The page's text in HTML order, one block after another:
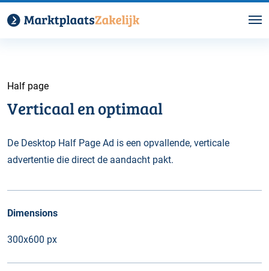
Half page
Verticaal en optimaal
De Desktop Half Page Ad is een opvallende, verticale
advertentie die direct de aandacht pakt.
Dimensions
300x600 px